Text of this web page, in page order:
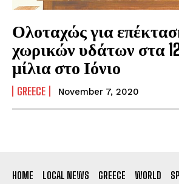
Ολοταχώς για
χωρικών υδάτων στα
μίλια στο Ιόνιο
GREECE November 7, 2020
HOME LOCAL NEWS GREECE WORLD